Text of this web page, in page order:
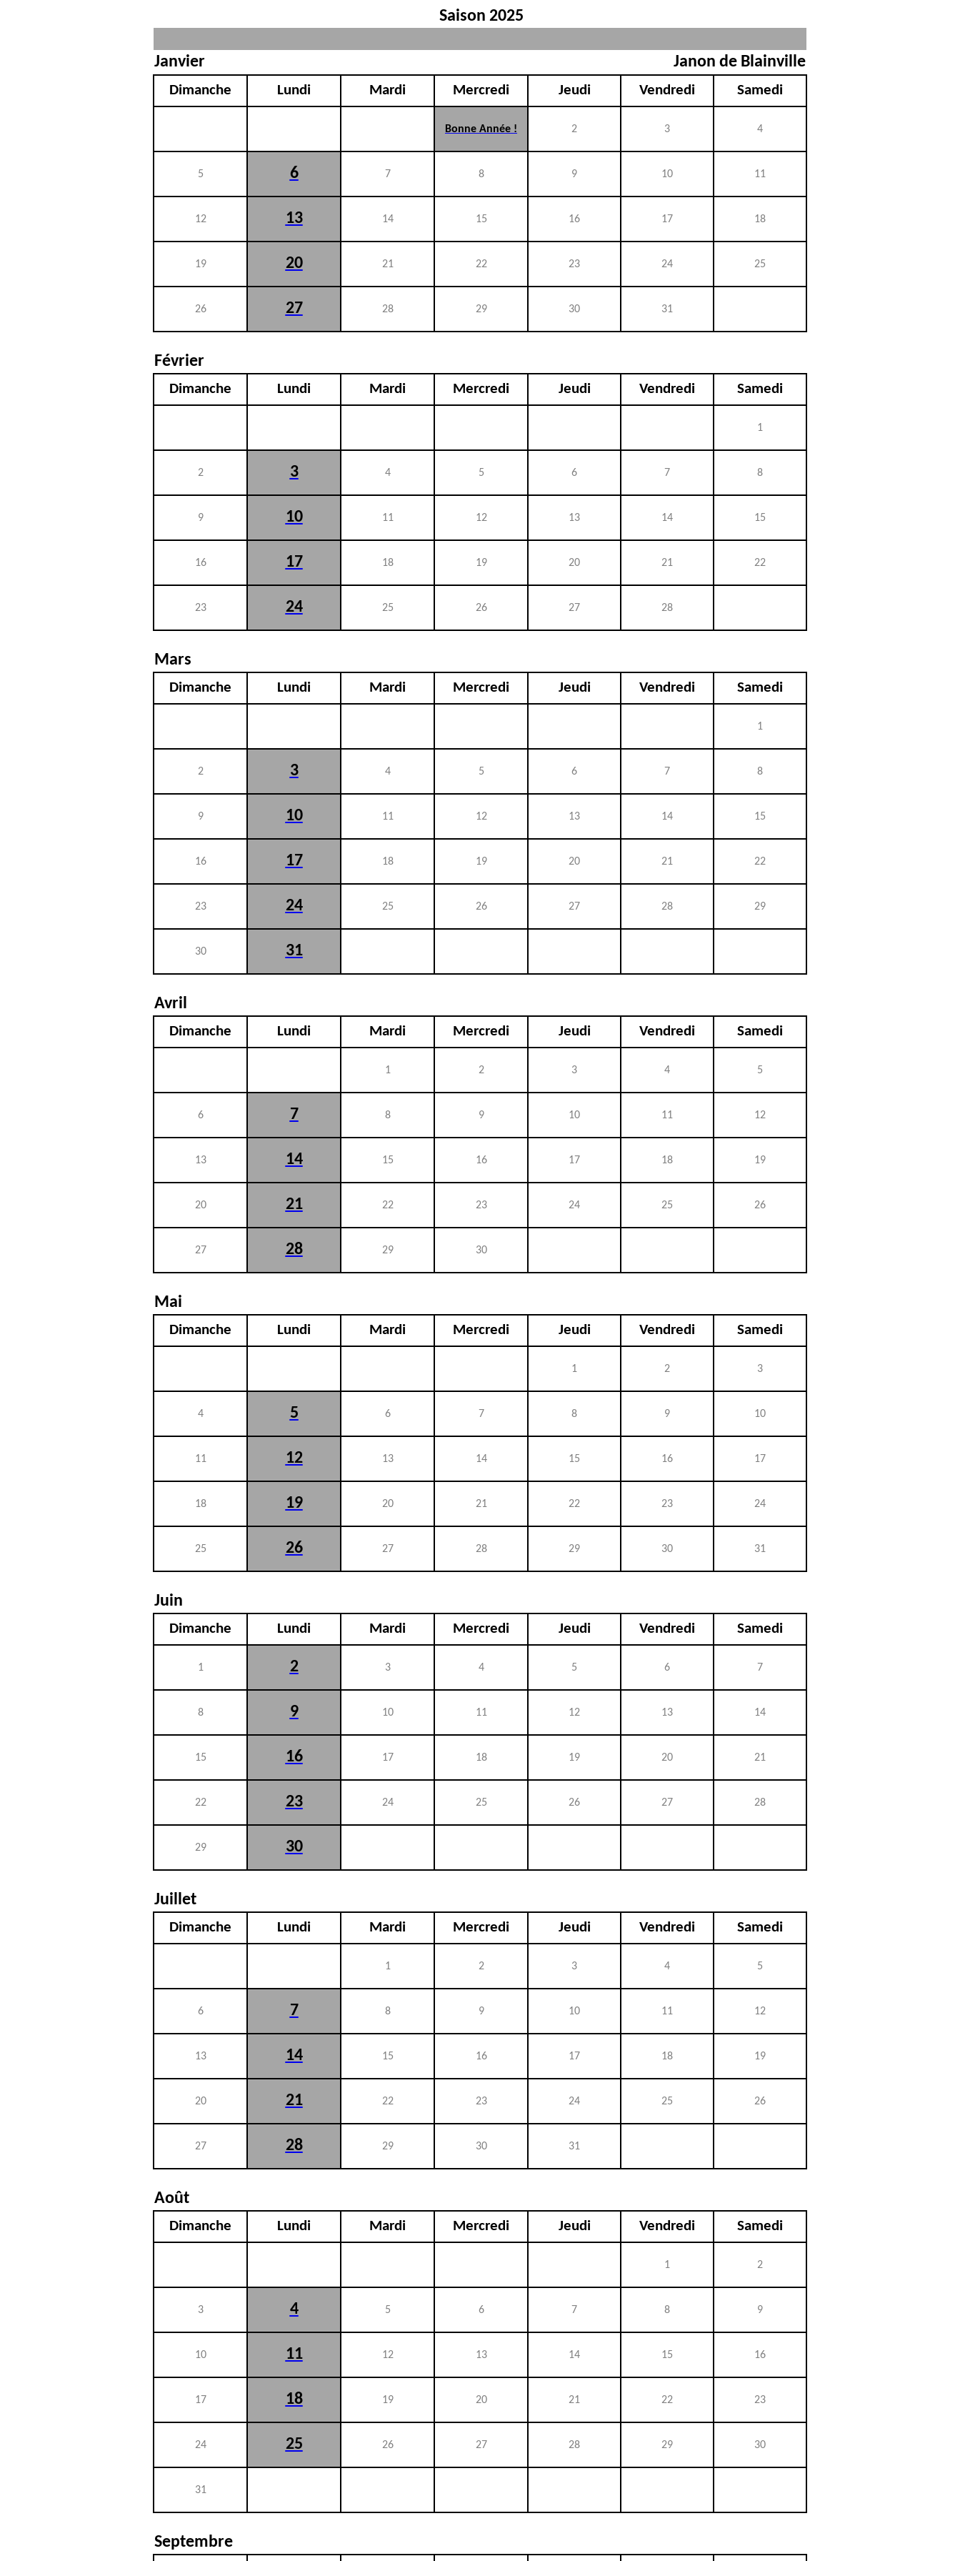
Saison 2025
Janvier Janon de Blainville
Dimanche Lundi Mardi Mercredi Jeudi Vendredi Samedi
Bonne Année ! 2 3 4
5 6 7 8 9 10 11
12 13 14 15 16 17 18
19 20 21 22 23 24 25
26 27 28 29 30 31
Février
Dimanche Lundi Mardi Mercredi Jeudi Vendredi Samedi
1
2 3 4 5 6 7 8
9 10 11 12 13 14 15
16 17 18 19 20 21 22
23 24 25 26 27 28
Mars
Dimanche Lundi Mardi Mercredi Jeudi Vendredi Samedi
1
2 3 4 5 6 7 8
9 10 11 12 13 14 15
16 17 18 19 20 21 22
23 24 25 26 27 28 29
30 31
Avril
Dimanche Lundi Mardi Mercredi Jeudi Vendredi Samedi
1 2 3 4 5
6 7 8 9 10 11 12
13 14 15 16 17 18 19
20 21 22 23 24 25 26
27 28 29 30
Mai
Dimanche Lundi Mardi Mercredi Jeudi Vendredi Samedi
1 2 3
4 5 6 7 8 9 10
11 12 13 14 15 16 17
18 19 20 21 22 23 24
25 26 27 28 29 30 31
Juin
Dimanche Lundi Mardi Mercredi Jeudi Vendredi Samedi
1 2 3 4 5 6 7
8 9 10 11 12 13 14
15 16 17 18 19 20 21
22 23 24 25 26 27 28
29 30
Juillet
Dimanche Lundi Mardi Mercredi Jeudi Vendredi Samedi
1 2 3 4 5
6 7 8 9 10 11 12
13 14 15 16 17 18 19
20 21 22 23 24 25 26
27 28 29 30 31
Août
Dimanche Lundi Mardi Mercredi Jeudi Vendredi Samedi
1 2
3 4 5 6 7 8 9
10 11 12 13 14 15 16
17 18 19 20 21 22 23
24 25 26 27 28 29 30
31
Septembre